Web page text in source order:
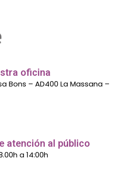
oficina
Bons – AD400 La Massana –
atención al público
a 14:00h